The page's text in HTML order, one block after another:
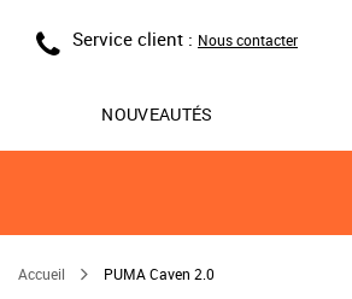
Service client : Nous contacter
NOUVEAUTÉS
Accueil PUMA Caven 2.0